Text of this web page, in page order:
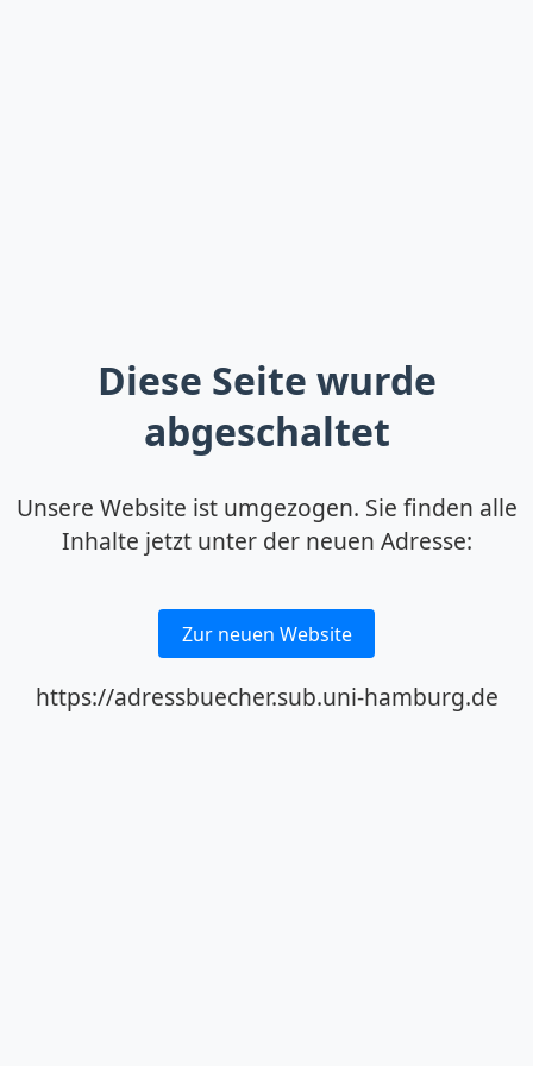
Diese Seite wurde
abgeschaltet
Unsere Website ist umgezogen. Sie finden alle
Inhalte jetzt unter der neuen Adresse:
Zur neuen Website
https://adressbuecher.sub.uni-hamburg.de